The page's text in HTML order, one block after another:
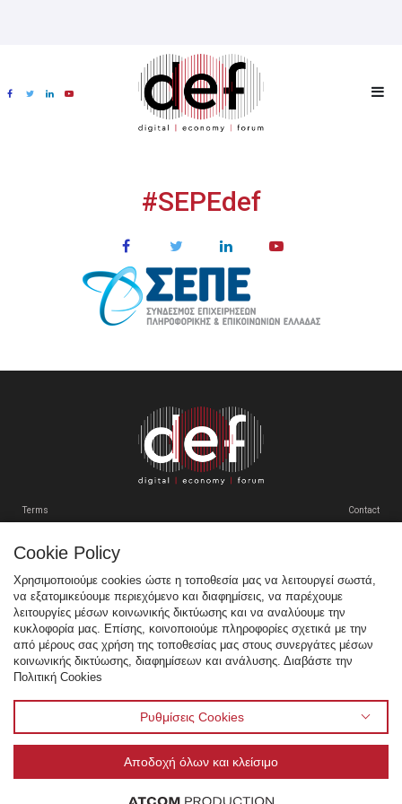
VENUE
ΠΡΟΗΓΟΥΜΕΝΑ ΣΥΝΕΔΡΙΑ
#SEPEdef
Tweets by SEPEgr
Terms Contact
Sitemap
Χορηγοί
Multimedia
Venue
Προηγούμενα Συνέδρια
Cookie Policy
Χρησιμοποιούμε cookies ώστε η τοποθεσία μας να λειτουργεί σωστά,
να εξατομικεύουμε περιεχόμενο και διαφημίσεις, να παρέχουμε
λειτουργίες μέσων κοινωνικής δικτύωσης και να αναλύουμε την
κυκλοφορία μας. Επίσης, κοινοποιούμε πληροφορίες σχετικά με την
από μέρους σας χρήση της τοποθεσίας μας στους συνεργάτες μέσων
κοινωνικής δικτύωσης, διαφημίσεων και ανάλυσης. Διαβάστε την
Πολιτική Cookies
Ρυθμίσεις Cookies
Αποδοχή όλων και κλείσιμο